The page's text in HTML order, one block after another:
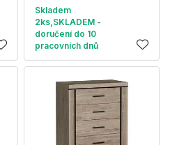
Skladem
2ks,SKLADEM -
doručení do 10
pracovních dnů